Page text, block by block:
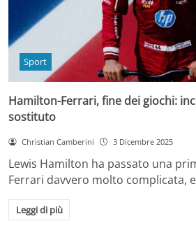
Sport
Hamilton-Ferrari, fine dei giochi:
sostituto
Christian Camberini 3 Dicembre 2025
Lewis Hamilton ha passato una
Ferrari davvero molto complicata,
Leggi di più